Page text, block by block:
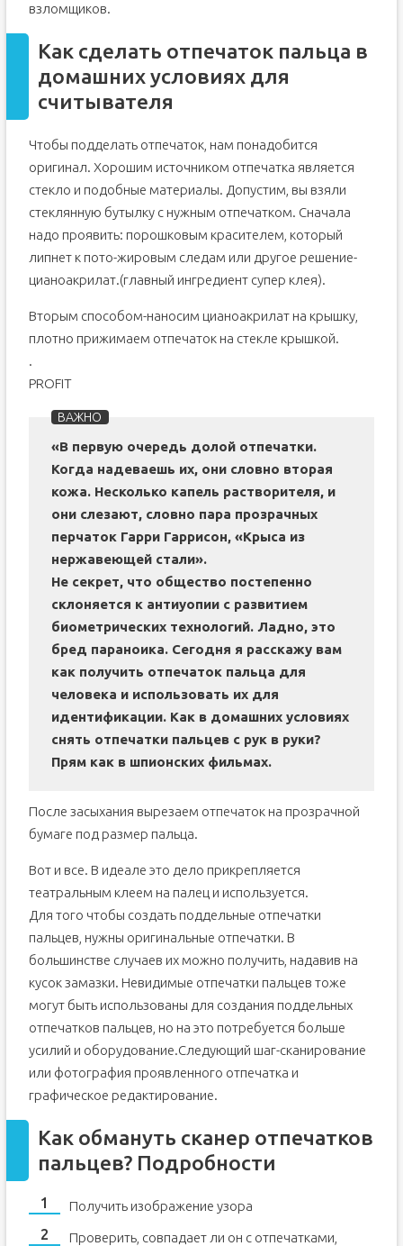
взломщиков.
Как сделать отпечаток пальца в
домашних условиях для
считывателя
Чтобы подделать отпечаток, нам понадобится
оригинал. Хорошим источником отпечатка является
стекло и подобные материалы. Допустим, вы взяли
стеклянную бутылку с нужным отпечатком. Сначала
надо проявить: порошковым красителем, который
липнет к пото-жировым следам или другое решение-
цианоакрилат.(главный ингредиент супер клея).
Вторым способом-наносим цианоакрилат на крышку,
плотно прижимаем отпечаток на стекле крышкой.
.
PROFIT
«В первую очередь долой отпечатки.
Когда надеваешь их, они словно вторая
кожа. Несколько капель растворителя, и
они слезают, словно пара прозрачных
перчаток Гарри Гаррисон, «Крыса из
нержавеющей стали».
Не секрет, что общество постепенно
склоняется к антиуопии с развитием
биометрических технологий. Ладно, это
бред параноика. Сегодня я расскажу вам
как получить отпечаток пальца для
человека и использовать их для
идентификации. Как в домашних условиях
снять отпечатки пальцев с рук в руки?
Прям как в шпионских фильмах.
После засыхания вырезаем отпечаток на прозрачной
бумаге под размер пальца.
Вот и все. В идеале это дело прикрепляется
театральным клеем на палец и используется.
Для того чтобы создать поддельные отпечатки
пальцев, нужны оригинальные отпечатки. В
большинстве случаев их можно получить, надавив на
кусок замазки. Невидимые отпечатки пальцев тоже
могут быть использованы для создания поддельных
отпечатков пальцев, но на это потребуется больше
усилий и оборудование.Следующий шаг-сканирование
или фотография проявленного отпечатка и
графическое редактирование.
Как обмануть сканер отпечатков
пальцев? Подробности
Получить изображение узора
Проверить, совпадает ли он с отпечатками,